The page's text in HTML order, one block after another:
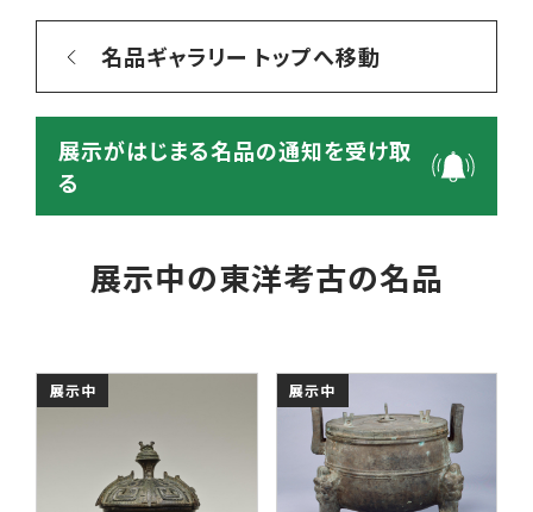
名品ギャラリー トップへ移動
展示がはじまる名品の通知を受け取
る
展示中の東洋考古の名品
展示中 展示中